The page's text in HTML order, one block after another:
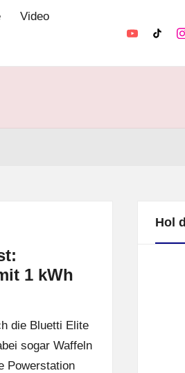
Video
YouTubeTikTok
1 kWh
die Bluetti Elite
sogar Waffeln
Powerstation
Hol